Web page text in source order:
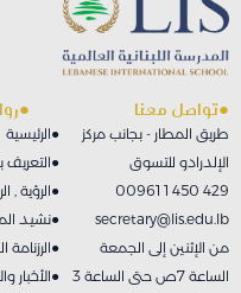
روابط سريعة●
الرئيسية●
التعريف بالمدرسة●
الرؤية , الرسالة و القيم●
نشيد المدرسة●
الرزنامة السنوية●
الأخبار والأنشطة●
تواصل معنا●
طريق المطار - بجانب مركز
الإلدرادو للتسوق
00961 1 450 429
secretary@lis.edu.lb
من الإثنين إلى الجمعة
الساعة 7ص حتى الساعة 3